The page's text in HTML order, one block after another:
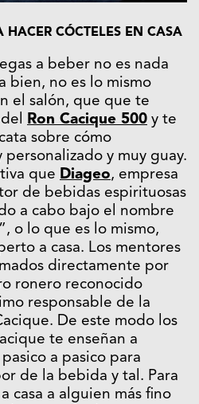
CÓCTELES EN CASA
a beber no es nada
bien, no es lo mismo
el salón, que que te
Ron Cacique 500 y te
sobre cómo
y muy guay.
que Diageo, empresa
de bebidas espirituosas
a cabo bajo el nombre
o lo que es lo mismo,
a casa. Los mentores
directamente por
ronero reconocido
responsable de la
De este modo los
te enseñan a
a pasico para
de la bebida y tal. Para
casa a alguien más fino